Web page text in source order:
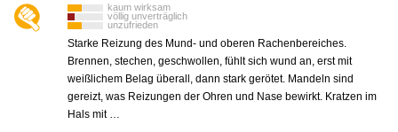
kaum wirksam
völlig unverträglich
unzufrieden
Starke Reizung des Mund- und oberen Rachenbereiches.
Brennen, stechen, geschwollen, fühlt sich wund an, erst mit
weißlichem Belag überall, dann stark gerötet. Mandeln sind
gereizt, was Reizungen der Ohren und Nase bewirkt. Kratzen im
Hals mit …